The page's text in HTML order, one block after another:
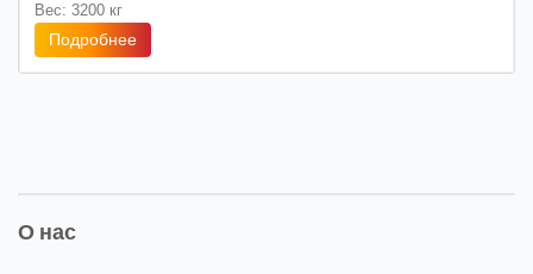
Вес: 3200 кг
Подробнее
О нас